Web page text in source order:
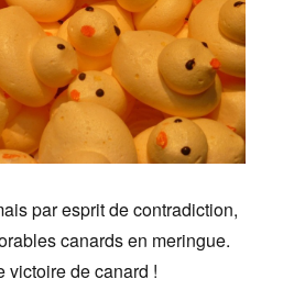
par esprit de contradiction,
canards en meringue.
victoire de canard !